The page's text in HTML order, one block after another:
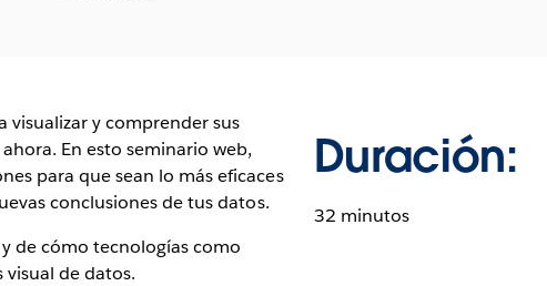
visualizar y comprender sus
En esto seminario web,
para que sean lo más eficaces
conclusiones de tus datos.
de cómo tecnologías como
de datos.
Duración:
32 minutos